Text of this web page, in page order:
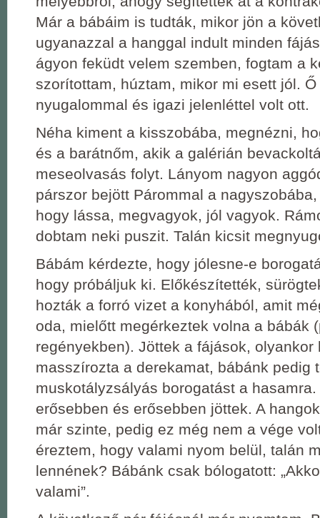
Már a bábáim is tudták, mikor jön a
ugyanazzal a hanggal indult minden
ágyon feküdt velem szemben, fogtam a
szorítottam, húztam, mikor mi esett jól.
nyugalommal és igazi jelenléttel volt ott.
Néha kiment a kisszobába, megnézni,
és a barátnőm, akik a galérián
meseolvasás folyt. Lányom nagyon
párszor bejött Párommal a
hogy lássa, megvagyok, jól vagyok.
dobtam neki puszit. Talán kicsit
Bábám kérdezte, hogy jólesne-e
hogy próbáljuk ki. Előkészítették,
hozták a forró vizet a konyhából, amit
oda, mielőtt megérkeztek volna a bábák
regényekben). Jöttek a fájások, olyankor
masszírozta a derekamat, bábánk pedig
muskotályzsályás borogatást a hasamra.
erősebben és erősebben jöttek. A
már szinte, pedig ez még nem a vége
éreztem, hogy valami nyom belül, talán
lennének? Bábánk csak bólogatott:
valami”.